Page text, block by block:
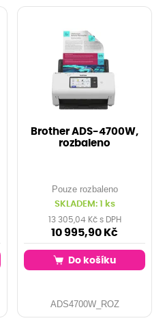
Brother ADS-4700W,
rozbaleno
Pouze rozbaleno
SKLADEM: 1 ks
13 305,04 Kč s DPH
10 995,90 Kč
Do košíku
ADS4700W_ROZ